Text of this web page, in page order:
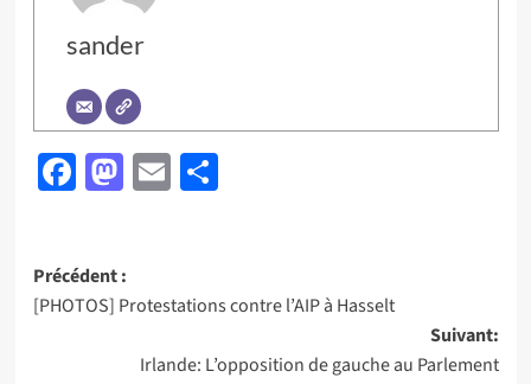
sander
Facebook
Mastodon
EmailPartager
Navigation
d’article
Précédent :
[PHOTOS] Protestations contre l’AIP à Hasselt
Suivant:
Irlande: L’opposition de gauche au Parlement